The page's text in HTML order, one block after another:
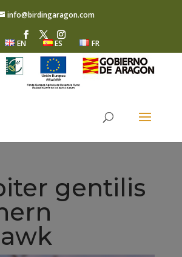
info@birdingaragon.com
EN ES FR
gentilis